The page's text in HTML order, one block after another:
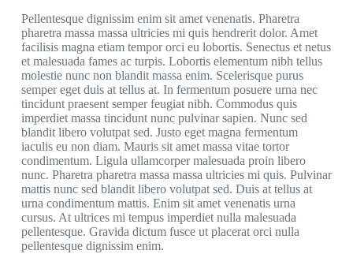
Pellentesque dignissim enim sit amet venenatis. Pharetra
pharetra massa massa ultricies mi quis hendrerit dolor. Amet
facilisis magna etiam tempor orci eu lobortis. Senectus et netus
et malesuada fames ac turpis. Lobortis elementum nibh tellus
molestie nunc non blandit massa enim. Scelerisque purus
semper eget duis at tellus at. In fermentum posuere urna nec
tincidunt praesent semper feugiat nibh. Commodus quis
imperdiet massa tincidunt nunc pulvinar sapien. Nunc sed
blandit libero volutpat sed. Justo eget magna fermentum
iaculis eu non diam. Mauris sit amet massa vitae tortor
condimentum. Ligula ullamcorper malesuada proin libero
nunc. Pharetra pharetra massa massa ultricies mi quis. Pulvinar
mattis nunc sed blandit libero volutpat sed. Duis at tellus at
urna condimentum mattis. Enim sit amet venenatis urna
cursus. At ultrices mi tempus imperdiet nulla malesuada
pellentesque. Gravida dictum fusce ut placerat orci nulla
pellentesque dignissim enim.